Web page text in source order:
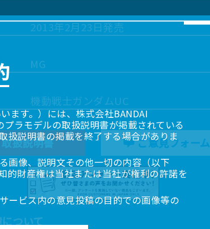
2013年2月23日発売
MG
機動戦士ガンダムUC
取扱説明書 ご意見フォーム
ついて
ます。）には、株式会社BANDAI
ラモデルの取扱説明書が掲載されている
扱説明書の掲載を終了する場合がありま
画像、説明文その他一切の内容（以下
的財産権は当社または当社が権利の許諾を
ービス内の意見投稿の目的での画像等の